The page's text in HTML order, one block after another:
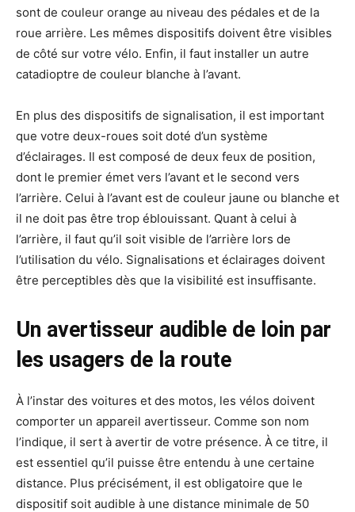
sont de couleur orange au niveau des pédales et de la
roue arrière. Les mêmes dispositifs doivent être visibles
de côté sur votre vélo. Enfin, il faut installer un autre
catadioptre de couleur blanche à l’avant.
En plus des dispositifs de signalisation, il est important
que votre deux-roues soit doté d’un système
d’éclairages. Il est composé de deux feux de position,
dont le premier émet vers l’avant et le second vers
l’arrière. Celui à l’avant est de couleur jaune ou blanche et
il ne doit pas être trop éblouissant. Quant à celui à
l’arrière, il faut qu’il soit visible de l’arrière lors de
l’utilisation du vélo. Signalisations et éclairages doivent
être perceptibles dès que la visibilité est insuffisante.
Un avertisseur audible de loin par
les usagers de la route
À l’instar des voitures et des motos, les vélos doivent
comporter un appareil avertisseur. Comme son nom
l’indique, il sert à avertir de votre présence. À ce titre, il
est essentiel qu’il puisse être entendu à une certaine
distance. Plus précisément, il est obligatoire que le
dispositif soit audible à une distance minimale de 50